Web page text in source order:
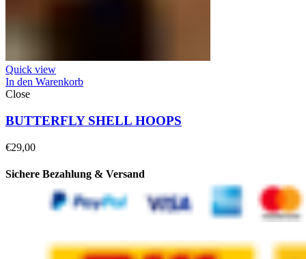
Quick view
In den Warenkorb
Close
BUTTERFLY SHELL HOOPS
€29,00
Sichere Bezahlung & Versand